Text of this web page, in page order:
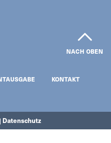
NACH OBEN
KONTAKT
Datenschutz